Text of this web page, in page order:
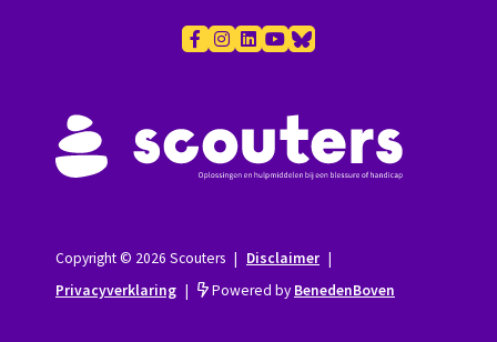
Copyright © 2026 Scouters | Disclaimer |
Privacyverklaring | Powered by BenedenBoven